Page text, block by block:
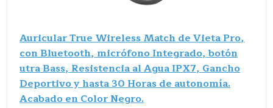
Auricular True Wireless Match de Vieta Pro,
con Bluetooth, micrófono Integrado, botón
utra Bass, Resistencia al Agua IPX7, Gancho
Deportivo y hasta 30 Horas de autonomía.
Acabado en Color Negro.